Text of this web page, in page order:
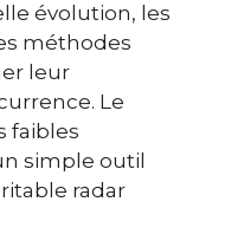
évolution, les
méthodes
leur
Le
faibles
simple outil
radar